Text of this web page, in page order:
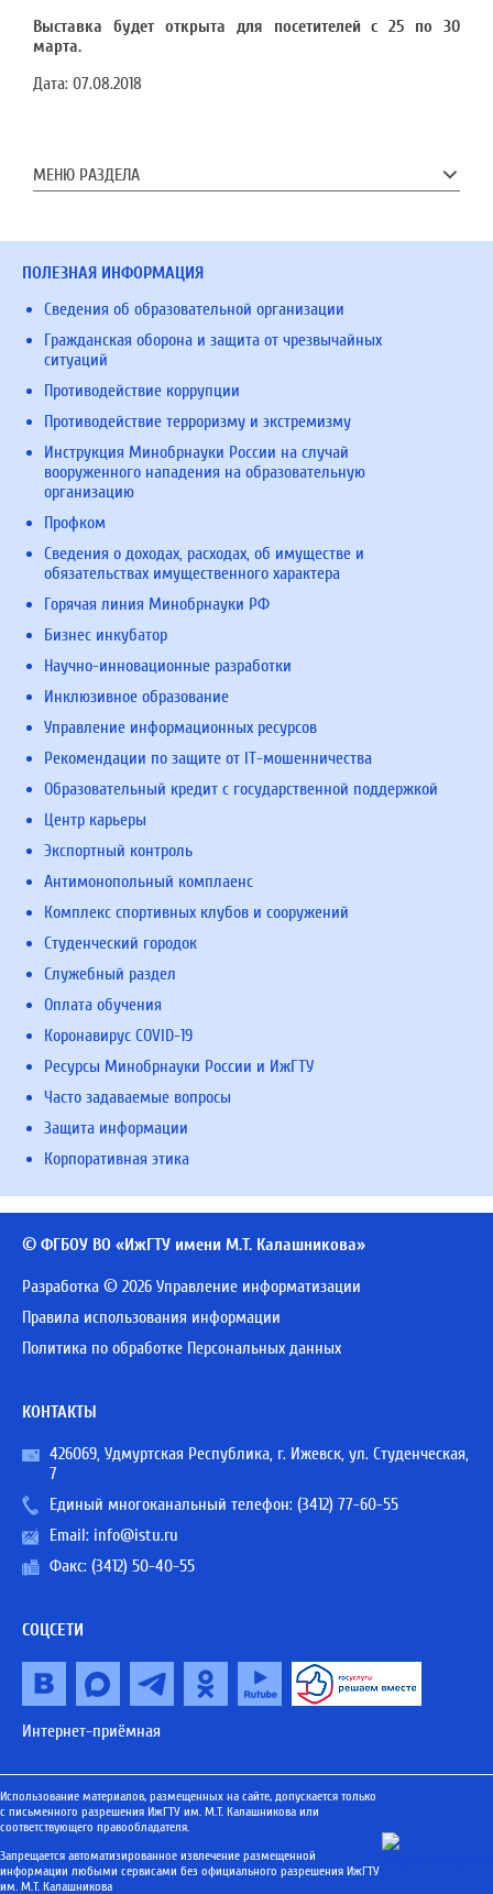
Выставка будет открыта для посетителей с 25 по 30
марта.
Дата: 07.08.2018
МЕНЮ РАЗДЕЛА
ПОЛЕЗНАЯ ИНФОРМАЦИЯ
Сведения об образовательной организации
Гражданская оборона и защита от чрезвычайных
ситуаций
Противодействие коррупции
Противодействие терроризму и экстремизму
Инструкция Минобрнауки России на случай
вооруженного нападения на образовательную
организацию
Профком
Сведения о доходах, расходах, об имуществе и
обязательствах имущественного характера
Горячая линия Минобрнауки РФ
Бизнес инкубатор
Научно-инновационные разработки
Инклюзивное образование
Управление информационных ресурсов
Рекомендации по защите от IT-мошенничества
Образовательный кредит с государственной поддержкой
Центр карьеры
Экспортный контроль
Антимонопольный комплаенс
Комплекс спортивных клубов и сооружений
Студенческий городок
Служебный раздел
Оплата обучения
Коронавирус COVID-19
Ресурсы Минобрнауки России и ИжГТУ
Часто задаваемые вопросы
Защита информации
Корпоративная этика
© ФГБОУ ВО «ИжГТУ имени М.Т. Калашникова»
Разработка © 2026 Управление информатизации
Правила использования информации
Политика по обработке Персональных данных
КОНТАКТЫ
426069, Удмуртская Республика, г. Ижевск, ул. Студенческая,
7
Единый многоканальный телефон: (3412) 77-60-55
Email: info@istu.ru
Факс: (3412) 50-40-55
СОЦСЕТИ
Интернет-приёмная
Использование материалов, размещенных на сайте, допускается только
с письменного разрешения ИжГТУ им. М.Т. Калашникова или
соответствующего правообладателя.
Запрещается автоматизированное извлечение размещенной
информации любыми сервисами без официального разрешения ИжГТУ
им. М.Т. Калашникова